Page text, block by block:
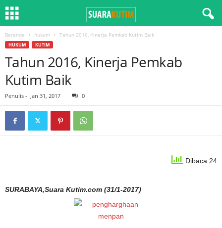
Beranda hukum Tahun 2016, Kinerja Pemkab Kutim Baik
HUKUM KUTIM
Tahun 2016, Kinerja Pemkab
Kutim Baik
Penulis - Jan 31, 2017 0
Dibaca 24
SURABAYA,Suara Kutim.com (31/1-2017)